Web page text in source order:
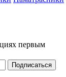
первым